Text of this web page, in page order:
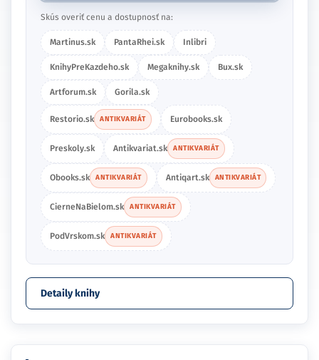
Skús overiť cenu a dostupnosť na:
Martinus.sk PantaRhei.sk Inlibri
KnihyPreKazdeho.sk Megaknihy.sk Bux.sk
Artforum.sk Gorila.sk
Restorio.sk ANTIKVARIÁT Eurobooks.sk
Preskoly.sk Antikvariat.sk ANTIKVARIÁT
Obooks.sk ANTIKVARIÁT Antiqart.sk ANTIKVARIÁT
CierneNaBielom.sk ANTIKVARIÁT
PodVrskom.sk ANTIKVARIÁT
Detaily knihy